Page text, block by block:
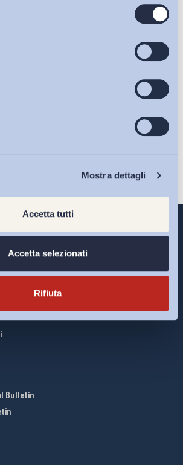
Mostra dettagli
Accetta tutti
Accetta selezionati
Rifiuta
Bulletin